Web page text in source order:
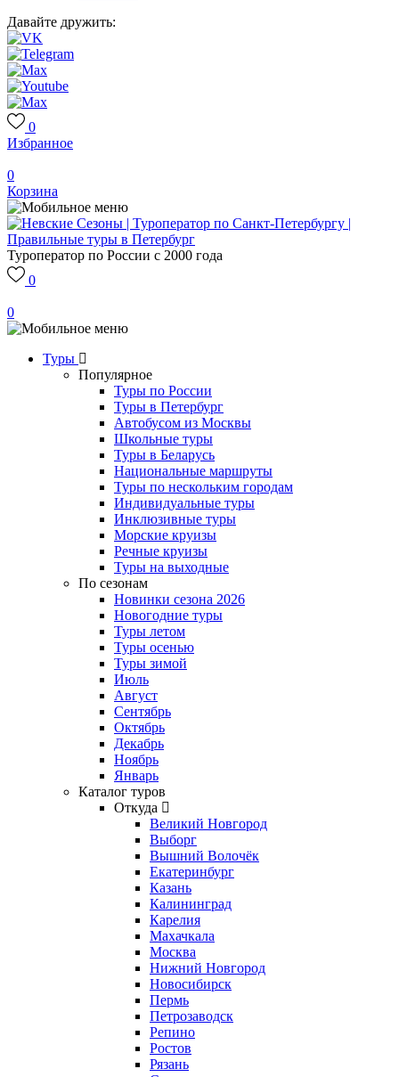
Давайте дружить:
0
Избранное
0
Корзина
Туроператор по России с 2000 года
0
0
Туры
Популярное
Туры по России
Туры в Петербург
Автобусом из Москвы
Школьные туры
Туры в Беларусь
Национальные маршруты
Туры по нескольким городам
Индивидуальные туры
Инклюзивные туры
Морские круизы
Речные круизы
Туры на выходные
По сезонам
Новинки сезона 2026
Новогодние туры
Туры летом
Туры осенью
Туры зимой
Июль
Август
Сентябрь
Октябрь
Декабрь
Ноябрь
Январь
Каталог туров
Откуда
Великий Новгород
Выборг
Вышний Волочёк
Екатеринбург
Казань
Калининград
Карелия
Махачкала
Москва
Нижний Новгород
Новосибирск
Пермь
Петрозаводск
Репино
Ростов
Рязань